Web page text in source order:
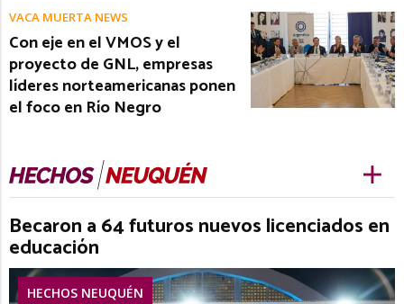
VACA MUERTA NEWS
Con eje en el VMOS y el
proyecto de GNL, empresas
líderes norteamericanas ponen
el foco en Río Negro
Becaron a 64 futuros nuevos licenciados en
educación
HECHOS NEUQUÉN